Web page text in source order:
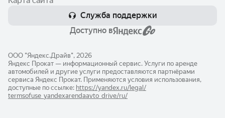
Служба поддержки
Доступно в
ООО "Яндекс.Драйв", 2026
Яндекс Прокат — информационный сервис. Услуги по аренде
автомобилей и другие услуги предоставляются партнёрами
сервиса Яндекс Прокат. Применяются условия использования,
доступные по ссылке: https://yandex.ru/legal/​
termsofuse_yandexarendaavto_drive/ru/